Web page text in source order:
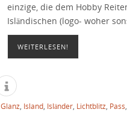
einzige, die dem Hobby
Isländischen (logo- woher
WEITERLESEN!
Glanz Island Isländer Lichtblitz Pass